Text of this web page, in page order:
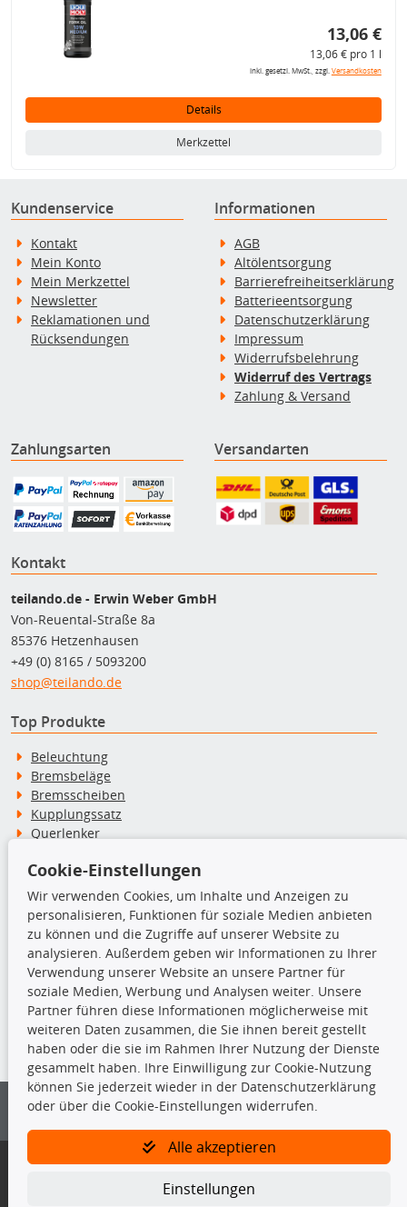
13,06 €
13,06 € pro 1 l
inkl. gesetzl. MwSt., zzgl.Versandkosten
Details
Merkzettel
Kundenservice
Kontakt
Mein Konto
Mein Merkzettel
Newsletter
Reklamationen und
Rücksendungen
Informationen
AGB
Altölentsorgung
Barrierefreiheitserklärung
Batterieentsorgung
Datenschutzerklärung
Impressum
Widerrufsbelehrung
Widerruf des Vertrags
Zahlung & Versand
Zahlungsarten Versandarten
Kontakt
teilando.de - Erwin Weber GmbH
Von-Reuental-Straße 8a
85376 Hetzenhausen
+49 (0) 8165 / 5093200
shop@teilando.de
Top Produkte
Beleuchtung
Bremsbeläge
Bremsscheiben
Kupplungssatz
Querlenker
Stoßdämpfer
TecDoc Inside
Die hier angezeigten Daten insbesondere die gesamte Datenbank dürfen
nicht kopiert werden.
Es ist zu unterlassen, die Daten oder die gesamte Datenbank ohne
vorherige Zustimmung von TecDoc zu vervielfältigen, zu verbreiten
und/oder diese Handlungen durch Dritte ausführen zu lassen. Ein
Bitte prüfen Sie, ob das über unseren Onlineshop identifizierte Ersatzteil
Gegebenenfalls sind ergänzende Informationen notwendig, um
Cookie-Einstellungen
Wir verwenden Cookies, um Inhalte und Anzeigen zu
personalisieren, Funktionen für soziale Medien anbieten
zu können und die Zugriffe auf unserer Website zu
analysieren. Außerdem geben wir Informationen zu Ihrer
Verwendung unserer Website an unsere Partner für
soziale Medien, Werbung und Analysen weiter. Unsere
Partner führen diese Informationen möglicherweise mit
weiteren Daten zusammen, die Sie ihnen bereit gestellt
haben oder die sie im Rahmen Ihrer Nutzung der Dienste
gesammelt haben. Ihre Einwilligung zur Cookie-Nutzung
können Sie jederzeit wieder in der Datenschutzerklärung
oder über die Cookie-Einstellungen widerrufen.
Alle akzeptieren
Einstellungen